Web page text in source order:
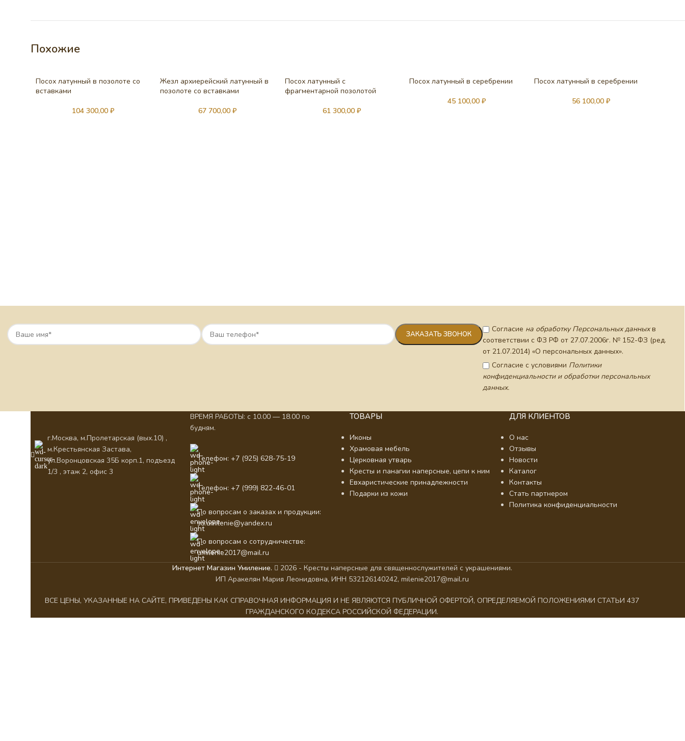
Похожие
Посох латунный в позолоте со
вставками
104 300,00 ₽
Жезл архиерейский латунный в
позолоте со вставками
67 700,00₽
Посох латунный с
фрагментарной позолотой
61 300,00₽
Посох латунный в серебрении
45 100,00 ₽
Посох латунный в серебрении
56 100,00₽
Согласие на обработку Персональных данныхв
соответствии с ФЗ РФ от 27.07.2006г. № 152-ФЗ (ред.
от 21.07.2014) «О персональных данных».
Согласие с условиями Политики
конфиденциальности и обработки персональных
данных.
г.Москва, м.Пролетарская (вых.10) ,
м.Крестьянская Застава,
ул.Воронцовская 35Б корп.1, подъезд
1/3 , этаж 2, офис 3
ВРЕМЯ РАБОТЫ: с 10.00 — 18.00 по
будням.
Телефон: +7 (925) 628-75-19
Телефон: +7 (999) 822-46-01
По вопросам о заказах и продукции:
su.umilenie@yandex.ru
По вопросам о сотрудничестве:
umilenie2017@mail.ru
ТОВАРЫ
Иконы
Храмовая мебель
Церковная утварь
Кресты и панагии наперсные, цепи к ним
Евхаристические принадлежности
Подарки из кожи
ДЛЯ КЛИЕНТОВ
О нас
Отзывы
Новости
Каталог
Контакты
Стать партнером
Политика конфиденциальности
Интернет Магазин Умиление.
2026 - Кресты наперсные для священнослужителей с украшениями.
ИП Аракелян Мария Леонидовна, ИНН 532126140242, milenie2017@mail.ru
ВСЕ ЦЕНЫ, УКАЗАННЫЕ НА САЙТЕ, ПРИВЕДЕНЫ КАК СПРАВОЧНАЯ ИНФОРМАЦИЯ И НЕ ЯВЛЯЮТСЯ ПУБЛИЧНОЙ ОФЕРТОЙ, ОПРЕДЕЛЯЕМОЙ ПОЛОЖЕНИЯМИ СТАТЬИ 437
ГРАЖДАНСКОГО КОДЕКСА РОССИЙСКОЙ ФЕДЕРАЦИИ.